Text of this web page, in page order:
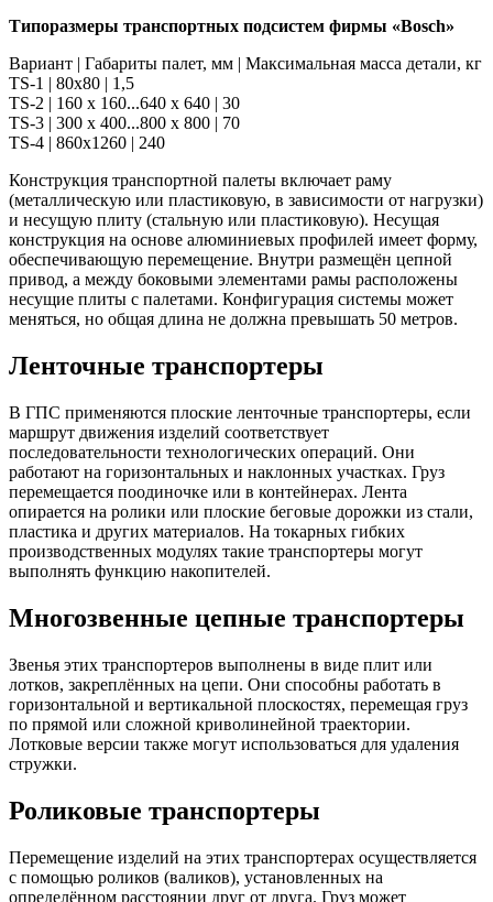
Типоразмеры транспортных подсистем фирмы «Bosch»
Вариант | Габариты палет, мм | Максимальная масса детали, кг
TS-1 | 80x80 | 1,5
TS-2 | 160 х 160...640 х 640 | 30
TS-3 | 300 х 400...800 х 800 | 70
TS-4 | 860x1260 | 240
Конструкция транспортной палеты включает раму
(металлическую или пластиковую, в зависимости от нагрузки)
и несущую плиту (стальную или пластиковую). Несущая
конструкция на основе алюминиевых профилей имеет форму,
обеспечивающую перемещение. Внутри размещён цепной
привод, а между боковыми элементами рамы расположены
несущие плиты с палетами. Конфигурация системы может
меняться, но общая длина не должна превышать 50 метров.
Ленточные транспортеры
В ГПС применяются плоские ленточные транспортеры, если
маршрут движения изделий соответствует
последовательности технологических операций. Они
работают на горизонтальных и наклонных участках. Груз
перемещается поодиночке или в контейнерах. Лента
опирается на ролики или плоские беговые дорожки из стали,
пластика и других материалов. На токарных гибких
производственных модулях такие транспортеры могут
выполнять функцию накопителей.
Многозвенные цепные транспортеры
Звенья этих транспортеров выполнены в виде плит или
лотков, закреплённых на цепи. Они способны работать в
горизонтальной и вертикальной плоскостях, перемещая груз
по прямой или сложной криволинейной траектории.
Лотковые версии также могут использоваться для удаления
стружки.
Роликовые транспортеры
Перемещение изделий на этих транспортерах осуществляется
с помощью роликов (валиков), установленных на
определённом расстоянии друг от друга. Груз может